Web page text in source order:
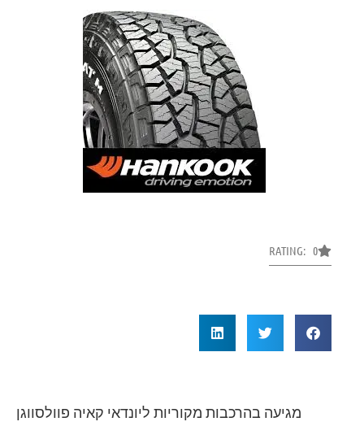
RATING: 0
מגיעה בהרכבות מקוריות ליונדאי קאיה פוולסווגן